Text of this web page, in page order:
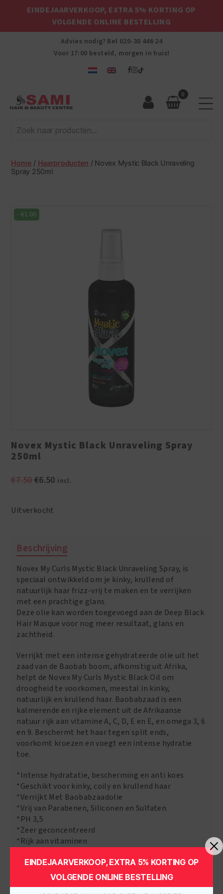
EINDEJAARVERKOOP, EXTRA 5% KORTING OP
VOLGENDE ONLINE BESTELLING
Advies nodig? Bel 020-30 446 24
Voor 17:00 besteld, morgen in huis!
Afro
Hair
Beauty
Centre
0
Home / Haarproducten / Novex Mystic Black Unraveling
Spray 250ml
-€1.00
Novex Mystic Black Unraveling Spray
250ml
€7.50 Oorspronkelijke
€7.50.
€6.50Huidige
incl.
Uitverkocht
Beschrijving
Novex My Curls Mystic Black Unraveling Spray, is
speciaal ontwikkeld om je kinky, krullend of
natuurlijk haar frizz-vrij te maken en te verrijken
met een prachtige glans.
Deze olie kan worden toegevoegd aan de Deep Black
Hair Masque voor nog meer resultaat, glans en
zachtheid.
Verrijkt met een intense gehydrateerde olie uit het
zaad van de Baobab boom, afkomstig uit Afrika,
helpt de Novex My Curls Mystic Black Oil om
droogheid te voorkomen, meestal in kinky,
natuurlijk en krullend haar. Baobabzaad is een
kalmerende en rijke element uit de Afrikaanse
natuur rijk aan vitamine A, C, D, E en E, en omega 3, 6
en 9. Beschermt het haar tegen split ends,
voorkomt kroezen en voegt een intense hydratie
toe.
*Intense hydratatie, bescherming en anti koes
*Geschikt voor kinky, coily en krullend haar
*Verrijkt Met Baobabzaadolie
*Vrij van Parabenen, Siliconen en Sulfaten
*PH 3,5
*Zeer geconcentreerd
*Rijk aan vitaminen
EINDEJAARVERKOOP, EXTRA 5% KORTING OP
VOLGENDE ONLINE BESTELLING